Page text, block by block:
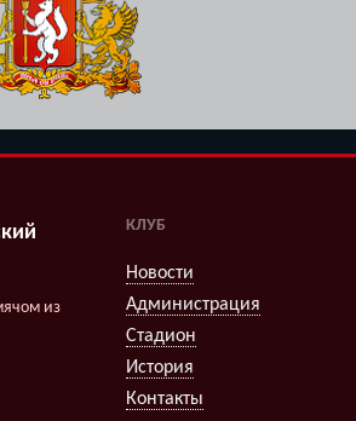
из
КЛУБ
Новости
Администрация
Стадион
История
Контакты